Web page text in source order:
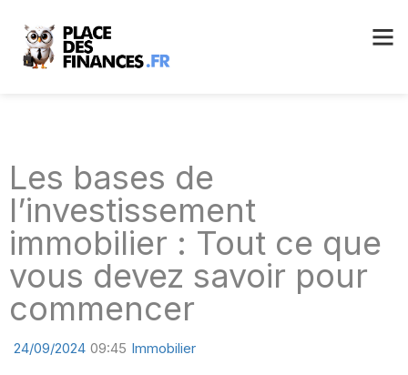
Les bases de
l’investissement
immobilier : Tout ce que
vous devez savoir pour
commencer
24/09/2024 09:45 Immobilier